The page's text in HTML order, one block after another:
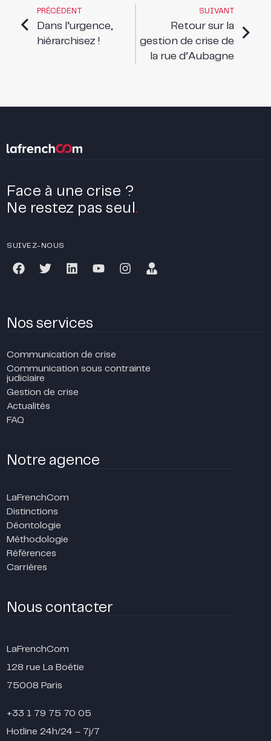
PRÉCÉDENT
Dans l’urgence,
hiérarchisez !
SUIVANT
Retour sur la
gestion de crise de
la rue d’Aubagne
Face à une crise ?
Ne restez pas seul .
SUIVEZ-NOUS
Nos services
Communication de crise
Communication sous contrainte
judiciaire
Gestion de crise
Actualités
FAQ
Notre agence
LaFrenchCom
Distinctions
Déontologie
Méthodologie
Références
Carrières
Nous contacter
LaFrenchCom
128 rue La Boétie
75008 Paris
+33 1 79 75 70 05
Hotline 24h/24 – 7j/7